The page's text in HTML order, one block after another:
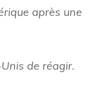
après une
de réagir.